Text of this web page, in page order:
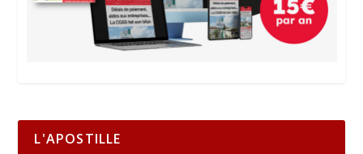
L'APOSTILLE